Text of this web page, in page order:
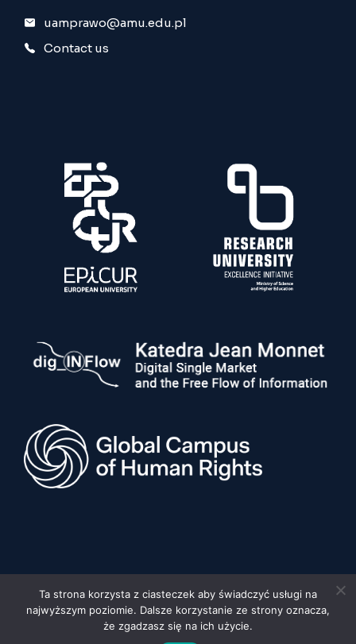
uamprawo@amu.edu.pl
Contact us
© 2026 Uniwersytet im. Adama Mickiewicza w Poznaniu, Wydział
Prawa i Administracji •Privacy policy•Deklaracja dostępności
Ta strona korzysta z ciasteczek aby świadczyć usługi na
najwyższym poziomie. Dalsze korzystanie ze strony oznacza,
że zgadzasz się na ich użycie.